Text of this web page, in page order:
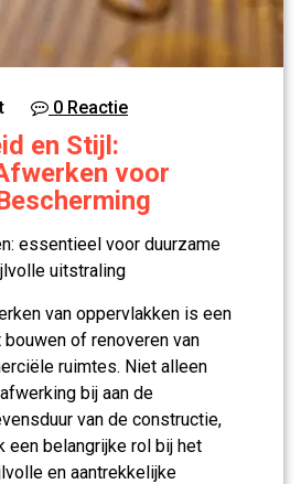
0 Reactie
en Stijl:
voor
essentieel voor duurzame
uitstraling
van oppervlakken is een
of renoveren van
ruimtes. Niet alleen
bij aan de
van de constructie,
een belangrijke rol bij het
en aantrekkelijke